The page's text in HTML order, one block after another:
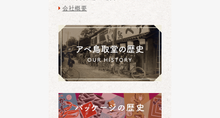
会社概要